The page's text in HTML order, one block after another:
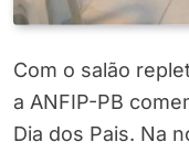
Com o salão
a ANFIP-PB
Dia dos Pais. Na